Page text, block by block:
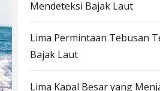
Mendeteksi Bajak Laut
Lima Permintaan Tebusan
Bajak Laut
Lima Kapal Besar yang